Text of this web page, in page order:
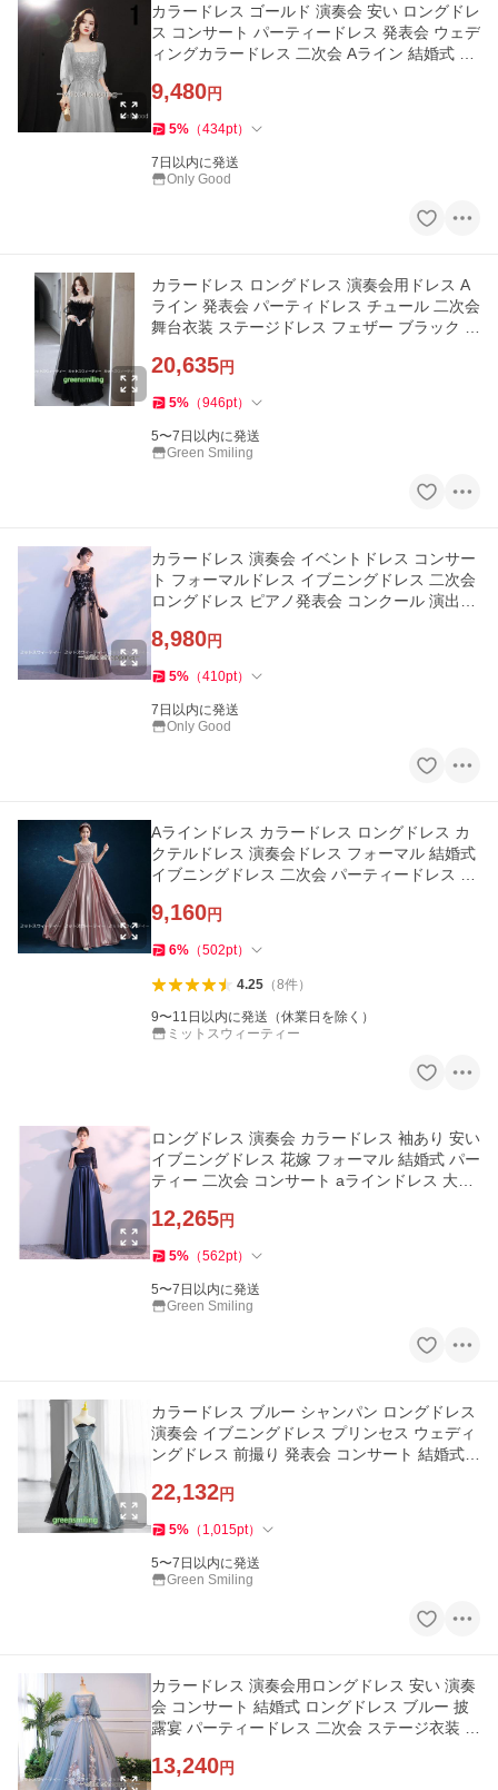
カラードレス ゴールド 演奏会 安い ロングドレ
ス コンサート パーティードレス 発表会 ウェデ
ィングカラードレス 二次会 Aライン 結婚式 ス
9,480円
5% （434pt）
7日以内に発送
Only Good
カラードレス ロングドレス 演奏会用ドレス A
ライン 発表会 パーティドレス チュール 二次会
舞台衣装 ステージドレス フェザー ブラック 黒
20,635円
5% （946pt）
5〜7日以内に発送
Green Smiling
カラードレス 演奏会 イベントドレス コンサー
ト フォーマルドレス イブニングドレス 二次会
ロングドレス ピアノ発表会 コンクール 演出服
8,980円
5% （410pt）
7日以内に発送
Only Good
Aラインドレス カラードレス ロングドレス カ
クテルドレス 演奏会ドレス フォーマル 結婚式
イブニングドレス 二次会 パーティードレス 発
9,160円
6% （502pt）
4.25（8件）
9〜11日以内に発送（休業日を除く）
ミットスウィーティー
ロングドレス 演奏会 カラードレス 袖あり 安い
イブニングドレス 花嫁 フォーマル 結婚式 パー
ティー 二次会 コンサート aラインドレス 大き
12,265円
5% （562pt）
5〜7日以内に発送
Green Smiling
カラードレス ブルー シャンパン ロングドレス
演奏会 イブニングドレス プリンセス ウェディ
ングドレス 前撮り 発表会 コンサート 結婚式
22,132円
5% （ 1,015pt）
5〜7日以内に発送
Green Smiling
カラードレス 演奏会用ロングドレス 安い 演奏
会 コンサート 結婚式 ロングドレス ブルー 披
露宴 パーティードレス 二次会 ステージ衣装 演
13,240円